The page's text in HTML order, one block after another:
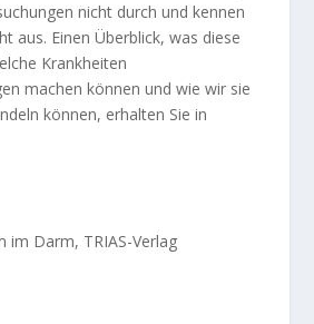
nicht durch und kennen
aus. Einen Überblick, was diese
Krankheiten
machen können und wie wir sie
können, erhalten Sie in
im Darm, TRIAS-Verlag